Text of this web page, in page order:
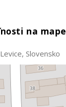
na mape
Slovensko